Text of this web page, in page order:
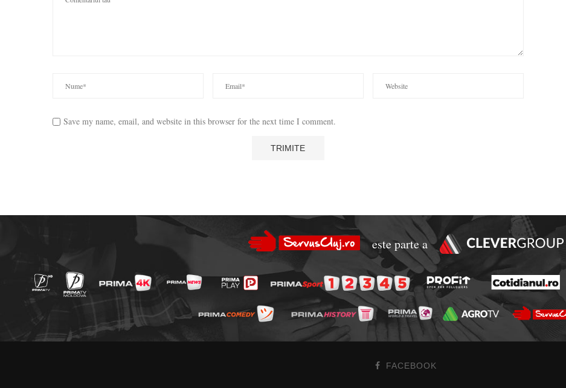
Save my name, email, and website in this browser for the next time I comment.
este parte a
FACEBOOK